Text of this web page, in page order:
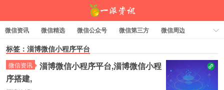
微信资讯 微信精选 微信公众号 微信第三方
微信周边
资料下载
标签云
标签：淄博微信小程序平台
微信资讯
淄博微信小程序平台,淄博微信小程
序搭建,